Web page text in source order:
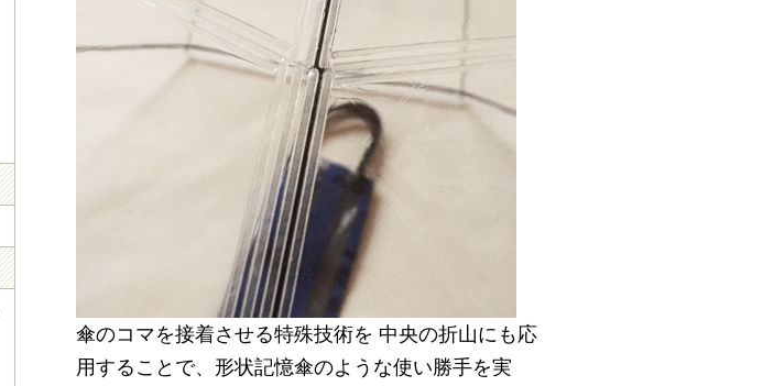
傘のコマを接着させる特殊技術を 中央の折山にも応
用することで、形状記憶傘のような使い勝手を実